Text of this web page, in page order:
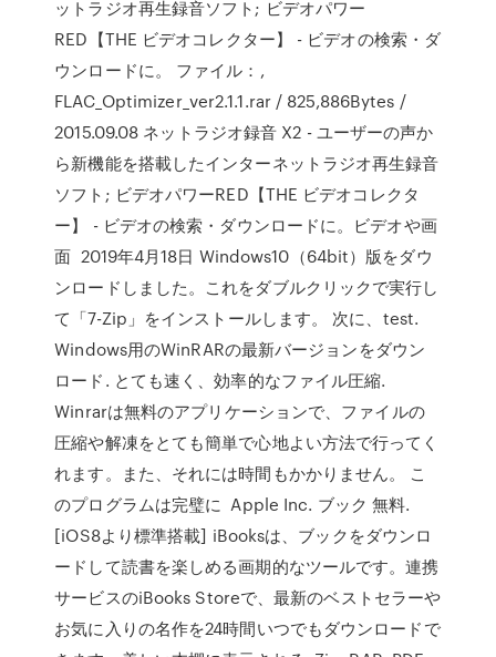
ットラジオ再生録音ソフト; ビデオパワー
RED【THE ビデオコレクター】 - ビデオの検索・ダ
ウンロードに。 ファイル：,
FLAC_Optimizer_ver2.1.1.rar / 825,886Bytes /
2015.09.08 ネットラジオ録音 X2 - ユーザーの声か
ら新機能を搭載したインターネットラジオ再生録音
ソフト; ビデオパワーRED【THE ビデオコレクタ
ー】 - ビデオの検索・ダウンロードに。ビデオや画
面 2019年4月18日 Windows10（64bit）版をダウ
ンロードしました。これをダブルクリックで実行し
て「7-Zip」をインストールします。 次に、test.
Windows用のWinRARの最新バージョンをダウン
ロード. とても速く、効率的なファイル圧縮.
Winrarは無料のアプリケーションで、ファイルの
圧縮や解凍をとても簡単で心地よい方法で行ってく
れます。また、それには時間もかかりません。 こ
のプログラムは完璧に Apple Inc. ブック 無料.
[iOS8より標準搭載] iBooksは、ブックをダウンロ
ードして読書を楽しめる画期的なツールです。連携
サービスのiBooks Storeで、最新のベストセラーや
お気に入りの名作を24時間いつでもダウンロードで